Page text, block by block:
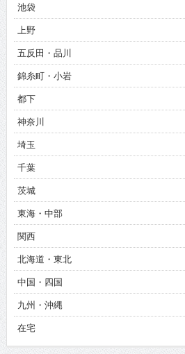
池袋
上野
五反田・品川
錦糸町・小岩
都下
神奈川
埼玉
千葉
茨城
東海・中部
関西
北海道・東北
中国・四国
九州・沖縄
在宅